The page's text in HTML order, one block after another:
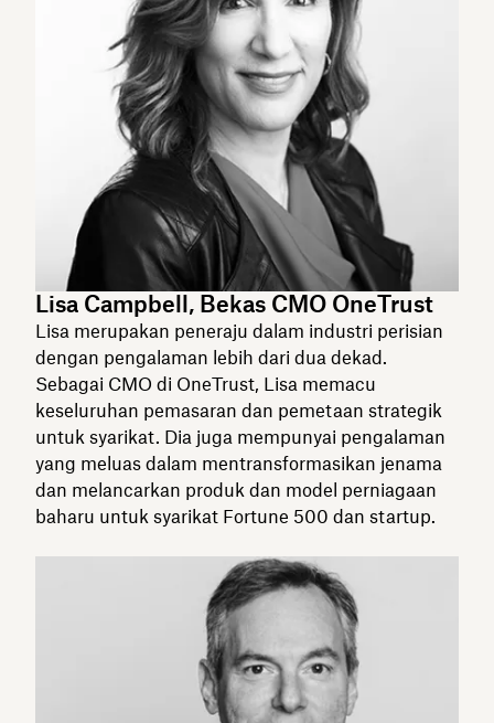
Lisa Campbell, Bekas CMO OneTrust
Lisa merupakan peneraju dalam industri perisian
dengan pengalaman lebih dari dua dekad.
Sebagai CMO di OneTrust, Lisa memacu
keseluruhan pemasaran dan pemetaan strategik
untuk syarikat. Dia juga mempunyai pengalaman
yang meluas dalam mentransformasikan jenama
dan melancarkan produk dan model perniagaan
baharu untuk syarikat Fortune 500 dan startup.